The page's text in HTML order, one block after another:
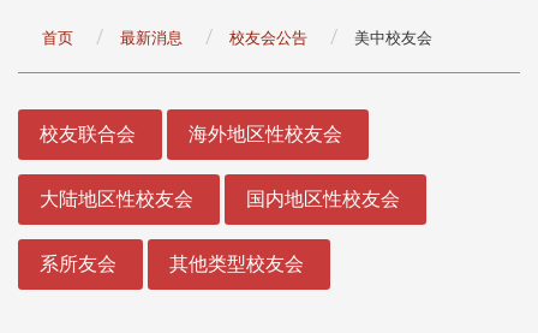
首页 最新消息 校友会公告 美中校友会
校友联合会 海外地区性校友会
大陆地区性校友会 国内地区性校友会
系所友会 其他类型校友会